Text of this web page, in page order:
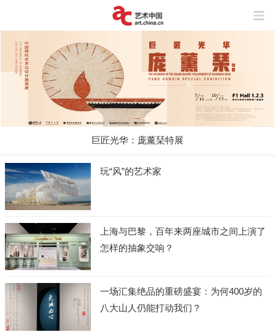
巨匠光华：庞薰琹特展
玩“风”的艺术家
上海与巴黎，百年来两座城市之间上演了
怎样的抽象交响？
一场汇集绝品的重磅盛宴：为何400岁的
八大山人仍能打动我们？